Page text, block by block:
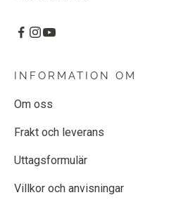
INFORMATION OM
Om oss
Frakt och leverans
Uttagsformulär
Villkor och anvisningar